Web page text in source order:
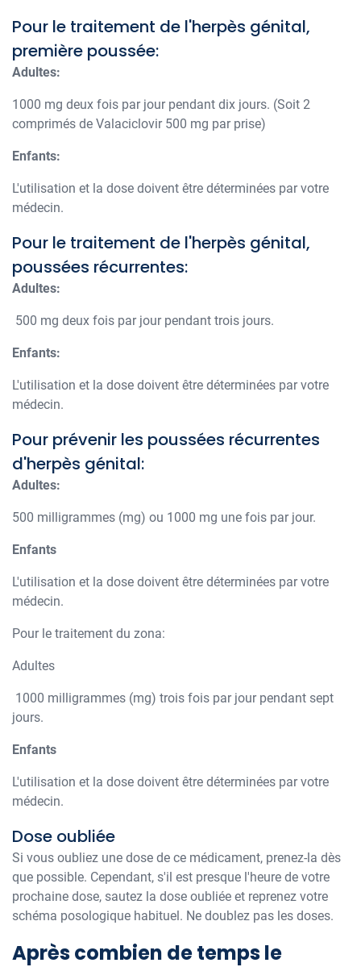
Pour le traitement de l'herpès génital,
première poussée:
Adultes:
1000 mg deux fois par jour pendant dix jours. (Soit 2
comprimés de Valaciclovir 500 mg par prise)
Enfants:
L'utilisation et la dose doivent être déterminées par votre
médecin.
Pour le traitement de l'herpès génital,
poussées récurrentes:
Adultes:
500 mg deux fois par jour pendant trois jours.
Enfants:
L'utilisation et la dose doivent être déterminées par votre
médecin.
Pour prévenir les poussées récurrentes
d'herpès génital:
Adultes:
500 milligrammes (mg) ou 1000 mg une fois par jour.
Enfants
L'utilisation et la dose doivent être déterminées par votre
médecin.
Pour le traitement du zona:
Adultes
1000 milligrammes (mg) trois fois par jour pendant sept
jours.
Enfants
L'utilisation et la dose doivent être déterminées par votre
médecin.
Dose oubliée
Si vous oubliez une dose de ce médicament, prenez-la dès
que possible. Cependant, s'il est presque l'heure de votre
prochaine dose, sautez la dose oubliée et reprenez votre
schéma posologique habituel. Ne doublez pas les doses.
Après combien de temps le